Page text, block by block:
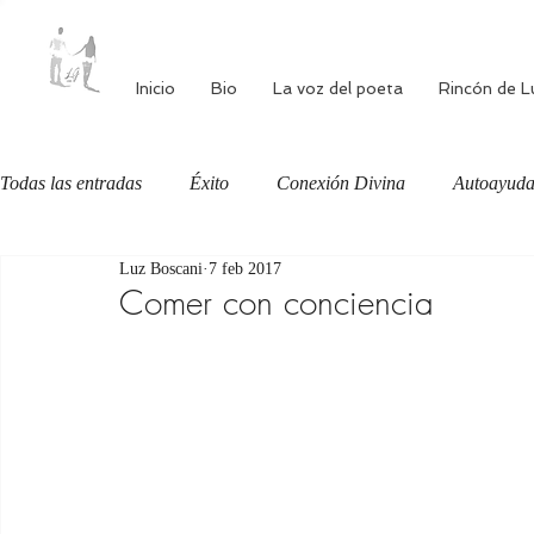
Inicio Bio La voz del poeta Rincón de
Todas las entradas Éxito Conexión Divina Autoayuda
Autoestima Alimentación consciente
Comer con conciencia
Luz Boscani 7 feb 2017